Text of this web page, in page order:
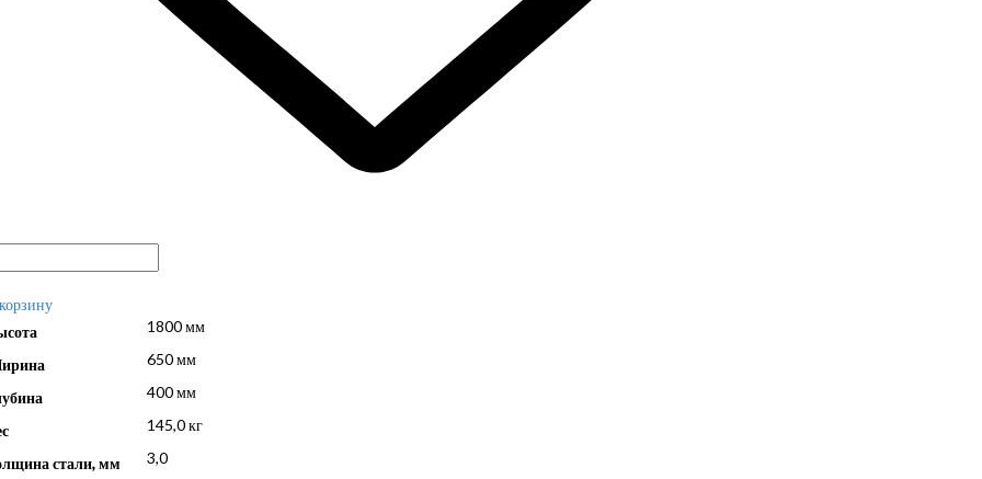
1800 мм
650 мм
400 мм
145,0 кг
стали, мм 3,0